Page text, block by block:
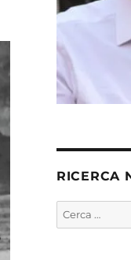
RICERCA
Cerca: